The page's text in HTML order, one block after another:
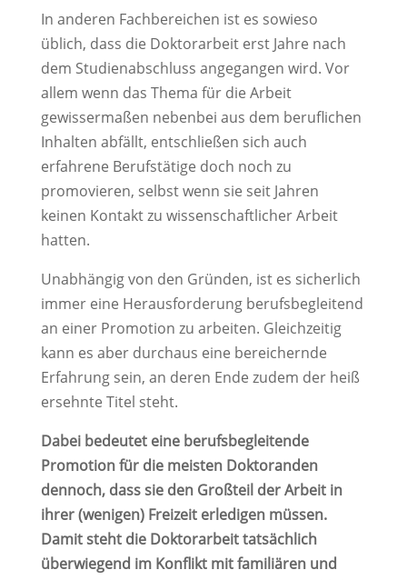
In anderen Fachbereichen ist es sowieso
üblich, dass die Doktorarbeit erst Jahre nach
dem Studienabschluss angegangen wird. Vor
allem wenn das Thema für die Arbeit
gewissermaßen nebenbei aus dem beruflichen
Inhalten abfällt, entschließen sich auch
erfahrene Berufstätige doch noch zu
promovieren, selbst wenn sie seit Jahren
keinen Kontakt zu wissenschaftlicher Arbeit
hatten.
Unabhängig von den Gründen, ist es sicherlich
immer eine Herausforderung berufsbegleitend
an einer Promotion zu arbeiten. Gleichzeitig
kann es aber durchaus eine bereichernde
Erfahrung sein, an deren Ende zudem der heiß
ersehnte Titel steht.
Dabei bedeutet eine berufsbegleitende
Promotion für die meisten Doktoranden
dennoch, dass sie den Großteil der Arbeit in
ihrer (wenigen) Freizeit erledigen müssen.
Damit steht die Doktorarbeit tatsächlich
überwiegend im Konflikt mit familiären und